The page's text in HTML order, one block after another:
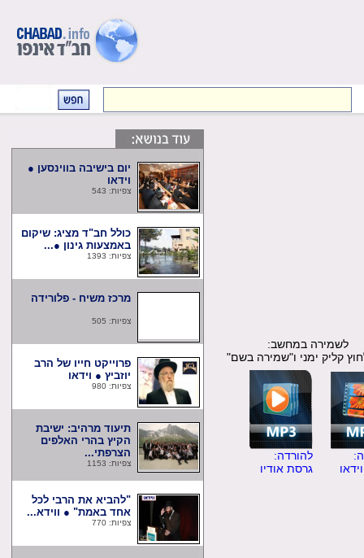
במחשב:
קליק ימני ו"שמירה בשם"
להורדה:
גרסת אודיו
יום בישיבה בווינסען ●
וידאו
צפיות: 543
כולל חב"ד מציג: שיקום
באמצעות גינון ●...
צפיות: 1393
מרכז משיח - פלורידה
צפיות: 505
פרוייקט חייו של הרב
יוזביץ ● וידאו
צפיות: 980
תיעוד מרהיב: ישיבת
הקיץ בהרי האלפים
הצרפתי...
צפיות: 1153
"להביא את הרבי לכל
אחד באמת" ● ווידא...
צפיות: 770